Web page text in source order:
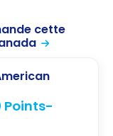
cette
Points-